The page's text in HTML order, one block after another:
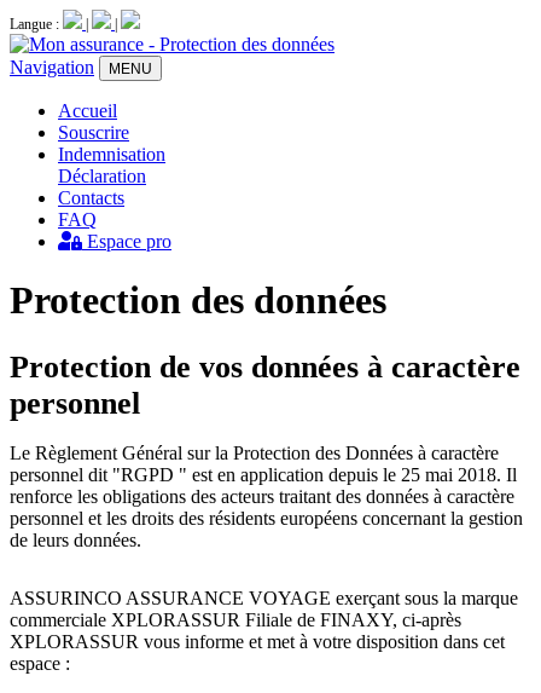
Langue :
Navigation MENU
Accueil
Souscrire
Indemnisation
Déclaration
Contacts
FAQ
Espace pro
Protection des données
Protection de vos données à caractère
personnel
Le Règlement Général sur la Protection des Données à caractère
personnel dit "RGPD " est en application depuis le 25 mai 2018. Il
renforce les obligations des acteurs traitant des données à caractère
personnel et les droits des résidents européens concernant la gestion
de leurs données.
ASSURINCO ASSURANCE VOYAGE exerçant sous la marque
commerciale XPLORASSUR Filiale de FINAXY, ci-après
XPLORASSUR vous informe et met à votre disposition dans cet
espace :